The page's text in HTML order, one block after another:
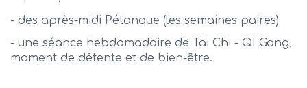
- des après-midi Pétanque (les semaines paires)
- une séance hebdomadaire de Tai Chi - QI Gong,
moment de détente et de bien-être.